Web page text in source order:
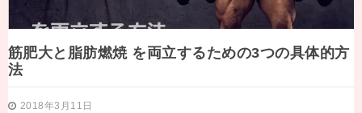
筋肥大と脂肪燃焼 を両立するための3つの具体的方
法
2018年3月11日